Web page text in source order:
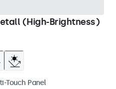
(High-Brightness)
Touch Panel